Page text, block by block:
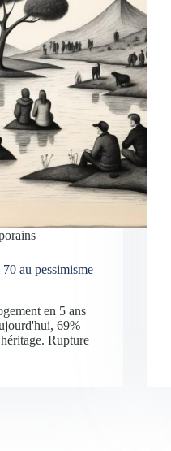
70 au pessimisme
en 5 ans
69%
Rupture